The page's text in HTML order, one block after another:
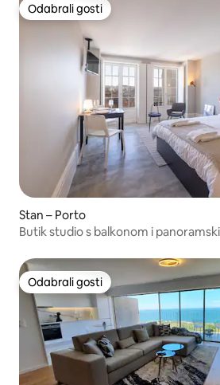
Odabrali gosti
Odabrali gosti
Stan – Porto
Butik studio s balkonom i
Odabrali gosti
Odabrali gosti